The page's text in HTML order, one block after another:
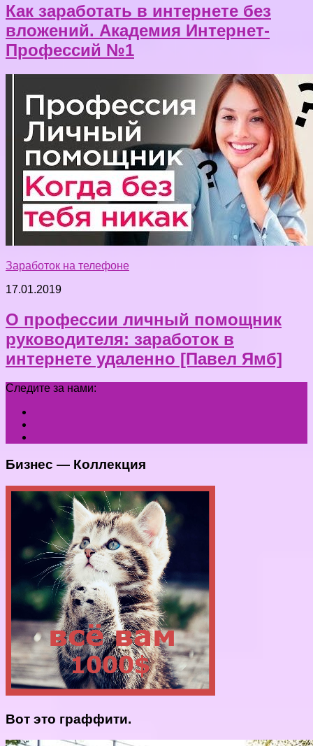
Как заработать в интернете без
вложений. Академия Интернет-
Профессий №1
Заработок на телефоне
17.01.2019
О профессии личный помощник
руководителя: заработок в
интернете удаленно [Павел Ямб]
Следите за нами:
Бизнес — Коллекция
Вот это граффити.